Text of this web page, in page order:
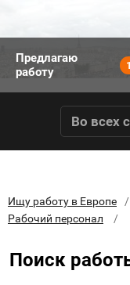
Предлагаю
работу
Во всех
Ищу работу в Европе
Рабочий персонал
Поиск